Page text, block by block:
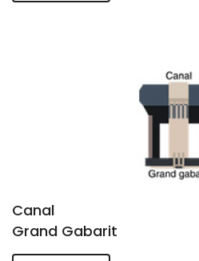
Canal
Grand Gabarit